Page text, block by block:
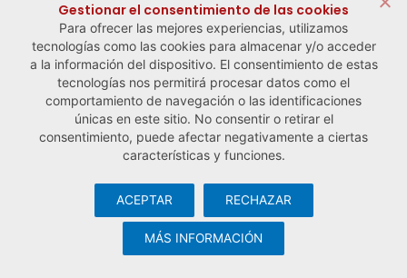
← Noticia anterior Noticia siguiente →
© Observatorio Español de la Economía Social y del Trabajo
Aviso legal y política de privacidad
cookies· Desarrollo web:Visualco
Gestionar el consentimiento de las cookies
Para ofrecer las mejores experiencias, utilizamos
tecnologías como las cookies para almacenar y/o acceder
a la información del dispositivo. El consentimiento de estas
tecnologías nos permitirá procesar datos como el
comportamiento de navegación o las identificaciones
únicas en este sitio. No consentir o retirar el
consentimiento, puede afectar negativamente a ciertas
características y funciones.
ACEPTAR RECHAZAR
MÁS INFORMACIÓN